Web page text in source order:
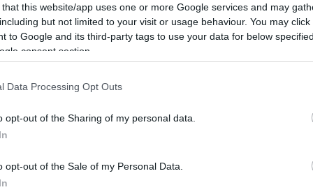
that this website/app uses one or more Google services and may
but not limited to your visit or usage behaviour. You may
to Google and its third-party tags to use your data for below
consent section.
Data Processing Opt Outs
opt-out of the Sharing of my personal data.
opt-out of the Sale of my Personal Data.
l’innovazione. Zurich ha già lanciato prodotti come
con i benefici di un’assicurazione. Questo
anche la capacità dell’azienda di rispondere
prodotti, in particolare nel settore Vita, sarà
e soddisfare le diverse esigenze finanziarie.
strategiche
stanno riorganizzando le loro strutture